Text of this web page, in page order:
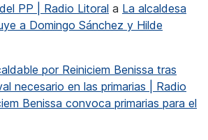
PP | Radio Litoral a La alcaldesa
a Domingo Sánchez y Hilde
por Reiniciem Benissa tras
necesario en las primarias | Radio
Benissa convoca primarias para el